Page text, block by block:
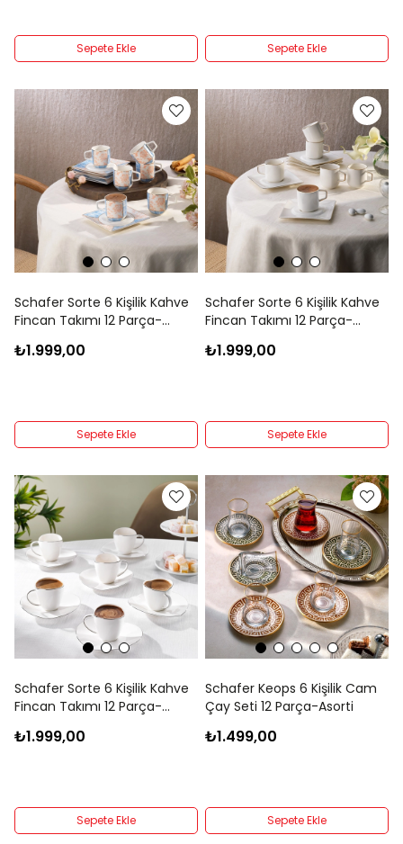
Sepete Ekle Sepete Ekle
Schafer Sorte 6 Kişilik Kahve
Fincan Takımı 12 Parça-
₺1.999,00
Sepete Ekle
Schafer Sorte 6 Kişilik Kahve
Fincan Takımı 12 Parça-
₺1.999,00
Sepete Ekle
Schafer Sorte 6 Kişilik Kahve
Fincan Takımı 12 Parça-
₺1.999,00
Sepete Ekle
Schafer Keops 6 Kişilik Cam
Çay Seti 12 Parça-Asorti
₺1.499,00
Sepete Ekle